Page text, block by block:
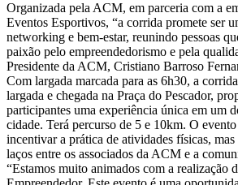
Organizada pela ACM, em parceria com a
Eventos Esportivos, “a corrida promete ser
networking e bem-estar, reunindo pessoas
paixão pelo empreendedorismo e pela
Presidente da ACM, Cristiano Barroso
Com largada marcada para as 6h30, a
largada e chegada na Praça do Pescador,
participantes uma experiência única em um
cidade. Terá percurso de 5 e 10km. O
incentivar a prática de atividades físicas,
laços entre os associados da ACM e a
“Estamos muito animados com a realização